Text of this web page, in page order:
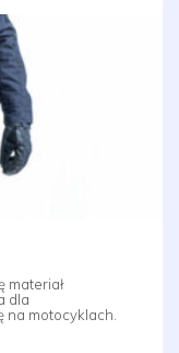
materiał
dla
na motocyklach.